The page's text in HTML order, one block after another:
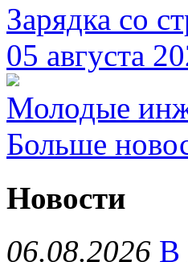
Зарядка со
05 августа
Молодые
Больше
Новости
06.08.2026 В